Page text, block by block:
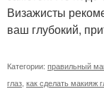
Визажисты
ваш глубокий,
Категории: правильный
глаз как сделать макияж